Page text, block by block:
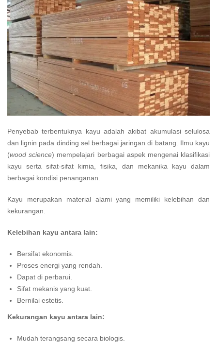
Penyebab terbentuknya kayu adalah akibat akumulasi selulosa
dan lignin pada dinding sel berbagai jaringan di batang. Ilmu kayu
(wood science) mempelajari berbagai aspek mengenai klasifikasi
kayu serta sifat-sifat kimia, fisika, dan mekanika kayu dalam
berbagai kondisi penanganan.
Kayu merupakan material alami yang memiliki kelebihan dan
kekurangan.
Kelebihan kayu antara lain:
Bersifat ekonomis.
Proses energi yang rendah.
Dapat di perbarui.
Sifat mekanis yang kuat.
Bernilai estetis.
Kekurangan kayu antara lain:
Mudah terangsang secara biologis.